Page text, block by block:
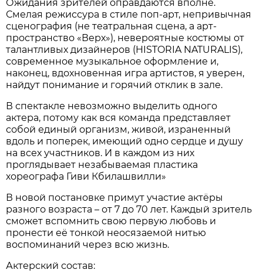
Ожидания зрителей оправдаются вполне.
Смелая режиссура в стиле поп-арт, непривычная
сценография (не театральная сцена, а арт-
пространство «Верх»), невероятные костюмы от
талантливых дизайнеров (HISTORIA NATURALIS),
современное музыкальное оформление и,
наконец, вдохновенная игра артистов, я уверен,
найдут понимание и горячий отклик в зале.
В спектакле невозможно выделить одного
актера, потому как вся команда представляет
собой единый организм, живой, израненный
вдоль и поперек, имеющий одно сердце и душу
на всех участников. И в каждом из них
проглядывает незабываемая пластика
хореографа Гиви Кбилашвилли»
В новой постановке примут участие актёры
разного возраста – от 7 до 70 лет. Каждый зритель
сможет вспомнить свою первую любовь и
пронести её тонкой неосязаемой нитью
воспоминаний через всю жизнь.
Актерский состав: